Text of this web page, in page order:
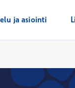
ja asiointi